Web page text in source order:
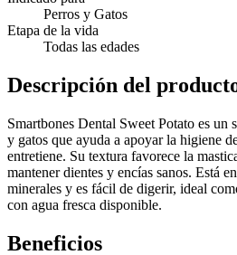
Perros y Gatos
Etapa de la vida
Todas las edades
Descripción del
Smartbones Dental Sweet Potato es un
y gatos que ayuda a apoyar la higiene
entretiene. Su textura favorece la
mantener dientes y encías sanos. Está
minerales y es fácil de digerir, ideal
con agua fresca disponible.
Beneficios